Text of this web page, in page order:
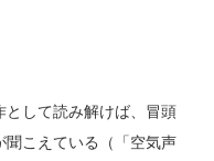
して読み解けば、冒頭
こえている（「空気声